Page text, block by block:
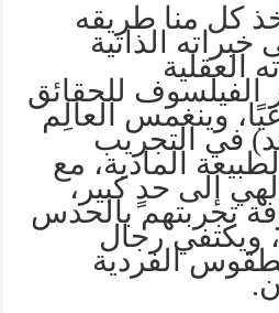
كل منا طريقه
خبراته الذاتية
العقلية
الفيلسوف للحقائق
وينغمس العالِم
في التجريب
المادية، مع
إلى حدٍ كبير،
تجربتهم بالحدس
ويكتفي رجال
الفردية